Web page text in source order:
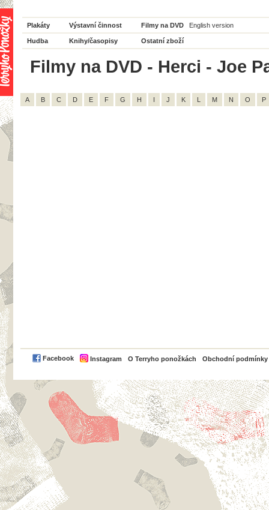
Plakáty Výstavní činnost Filmy na DVD English version
Hudba Knihy/časopisy Ostatní zboží
Filmy na DVD - Herci - Joe
A B C D E F G H I J K L M N O P
Facebook Instagram O Terryho ponožkách Obchodní podmínky
PayPal